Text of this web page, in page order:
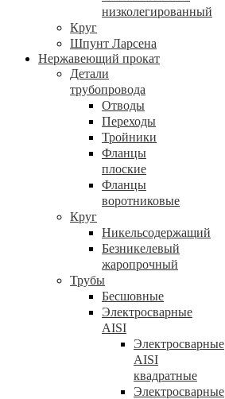
низколегированный
Круг
Шпунт Ларсена
Нержавеющий прокат
Детали
трубопровода
Отводы
Переходы
Тройники
Фланцы
плоские
Фланцы
воротниковые
Круг
Никельсодержащий
Безникелевый
жаропрочный
Трубы
Бесшовные
Электросварные
AISI
Электросварные
AISI
квадратные
Электросварные